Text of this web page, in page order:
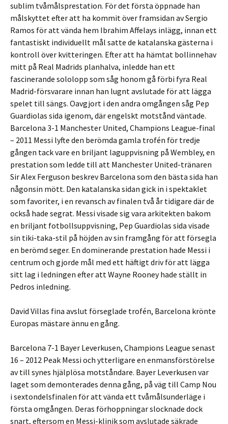
sublim tvåmålsprestation. För det första öppnade han
målskyttet efter att ha kommit över framsidan av Sergio
Ramos för att vända hem Ibrahim Affelays inlägg, innan ett
fantastiskt individuellt mål satte de katalanska gästerna i
kontroll över kvitteringen. Efter att ha hämtat bollinnehav
mitt på Real Madrids planhalva, inledde han ett
fascinerande sololopp som såg honom gå förbi fyra Real
Madrid-försvarare innan han lugnt avslutade för att lägga
spelet till sängs. Oavgjort i den andra omgången såg Pep
Guardiolas sida igenom, där engelskt motstånd väntade.
Barcelona 3-1 Manchester United, Champions League-final
– 2011 Messi lyfte den berömda gamla trofén för tredje
gången tack vare en briljant laguppvisning på Wembley, en
prestation som ledde till att Manchester United-tränaren
Sir Alex Ferguson beskrev Barcelona som den bästa sida han
någonsin mött. Den katalanska sidan gick in i spektaklet
som favoriter, i en revansch av finalen två år tidigare där de
också hade segrat. Messi visade sig vara arkitekten bakom
en briljant fotbollsuppvisning, Pep Guardiolas sida visade
sin tiki-taka-stil på höjden av sin framgång för att försegla
en berömd seger. En dominerande prestation hade Messi i
centrum och gjorde mål med ett häftigt driv för att lägga
sitt lag i ledningen efter att Wayne Rooney hade ställt in
Pedros inledning.
David Villas fina avslut förseglade trofén, Barcelona krönte
Europas mästare ännu en gång.
Barcelona 7-1 Bayer Leverkusen, Champions League senast
16 – 2012 Peak Messi och ytterligare en enmansförstörelse
av till synes hjälplösa motståndare. Bayer Leverkusen var
laget som demonterades denna gång, på väg till Camp Nou
i sextondelsfinalen för att vända ett tvåmålsunderläge i
första omgången. Deras förhoppningar slocknade dock
snart, eftersom en Messi-klinik som avslutade säkrade